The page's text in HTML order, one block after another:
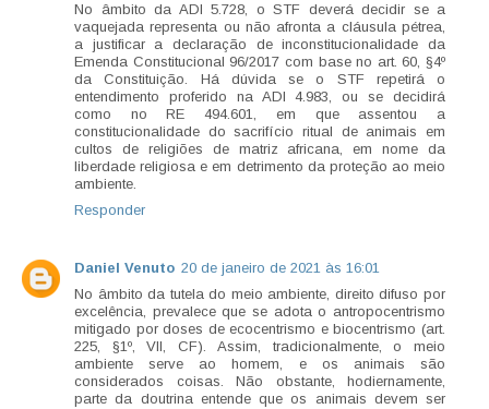
No âmbito da ADI 5.728, o STF deverá decidir se a
vaquejada representa ou não afronta a cláusula pétrea,
a justificar a declaração de inconstitucionalidade da
Emenda Constitucional 96/2017 com base no art. 60, §4º
da Constituição. Há dúvida se o STF repetirá o
entendimento proferido na ADI 4.983, ou se decidirá
como no RE 494.601, em que assentou a
constitucionalidade do sacrifício ritual de animais em
cultos de religiões de matriz africana, em nome da
liberdade religiosa e em detrimento da proteção ao meio
ambiente.
Responder
Daniel Venuto 20 de janeiro de 2021 às 16:01
No âmbito da tutela do meio ambiente, direito difuso por
excelência, prevalece que se adota o antropocentrismo
mitigado por doses de ecocentrismo e biocentrismo (art.
225, §1º, VII, CF). Assim, tradicionalmente, o meio
ambiente serve ao homem, e os animais são
considerados coisas. Não obstante, hodiernamente,
parte da doutrina entende que os animais devem ser